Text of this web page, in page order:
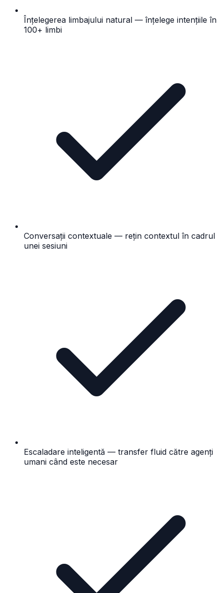
Înțelegerea limbajului natural — înțelege intențiile în
100+ limbi
Conversații contextuale — rețin contextul în cadrul
unei sesiuni
Escaladare inteligentă — transfer fluid către agenți
umani când este necesar